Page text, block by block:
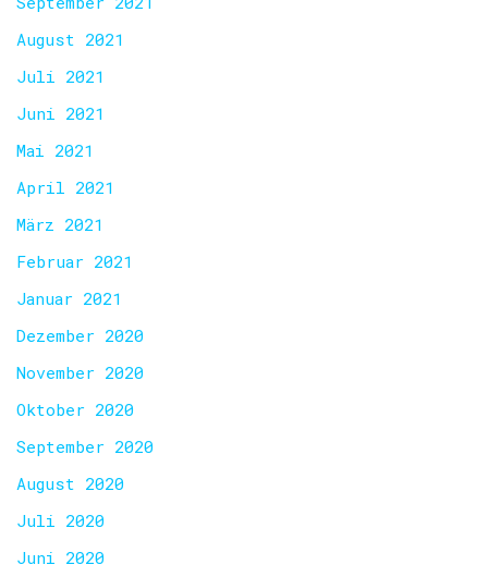
August 2021
Juli 2021
Juni 2021
Mai 2021
April 2021
März 2021
Februar 2021
Januar 2021
Dezember 2020
November 2020
Oktober 2020
September 2020
August 2020
Juli 2020
Juni 2020